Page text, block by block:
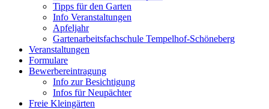
Tipps für den Garten
Info Veranstaltungen
Apfeljahr
Gartenarbeitsfachschule Tempelhof-Schöneberg
Veranstaltungen
Formulare
Bewerbereintragung
Info zur Besichtigung
Infos für Neupächter
Freie Kleingärten